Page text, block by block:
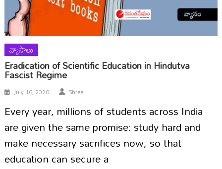
వ్యాసాలు
Eradication of Scientific Education in Hindutva
Fascist Regime
July 16, 2026 Shree
Every year, millions of students across India
are given the same promise: study hard and
make necessary sacrifices now, so that
education can secure a